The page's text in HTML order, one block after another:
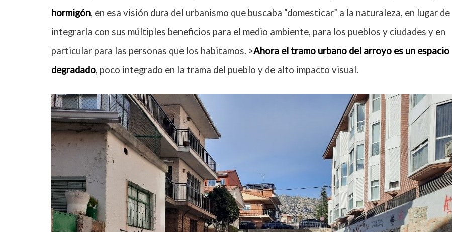
hormigón, en esa visión dura del urbanismo que buscaba “domesticar” a la naturaleza, en lugar de
integrarla con sus múltiples beneficios para el medio ambiente, para los pueblos y ciudades y en
particular para las personas que los habitamos. >Ahora el tramo urbano del arroyo es un espacio
degradado, poco integrado en la trama del pueblo y de alto impacto visual.